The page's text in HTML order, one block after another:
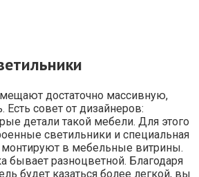
достаточно массивную,
совет от дизайнеров:
детали такой мебели. Для этого
светильники и специальная
монтируют в мебельные витрины.
бывает разноцветной. Благодаря
будет казаться более легкой, вы